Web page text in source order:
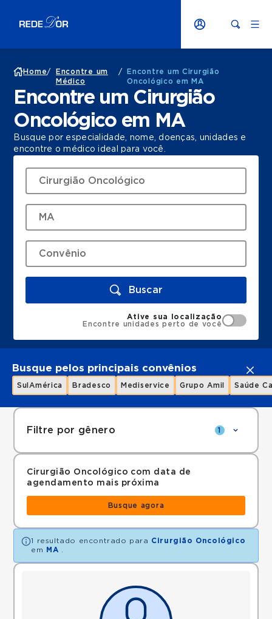
Home/
Encontre um
Médico
/
Encontre um Cirurgião
Oncológico em MA
Encontre um Cirurgião
Oncológico em MA
Busque por especialidade, nome, doenças, unidades e
encontre o médico ideal para você.
Buscar
Ative sua localização
Encontre unidades perto de você
Busque pelos principais convênios
SulAmérica Bradesco Mediservice Grupo Amil Saúde
Filtre por gênero 1
Cirurgião Oncológico com data de
agendamento mais próxima
Busque agora
1 resultado encontrado para Cirurgião Oncológico
em
MA